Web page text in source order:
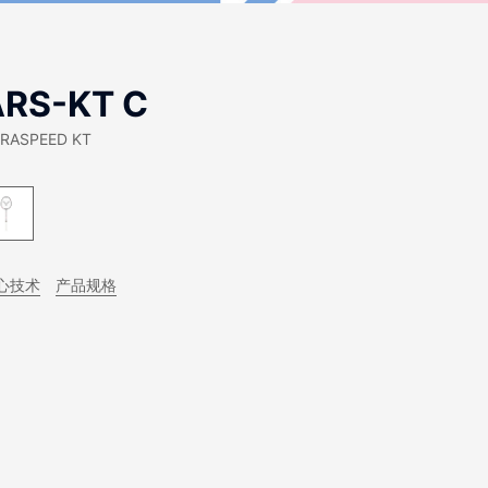
KT C
KT
技术 产品规格